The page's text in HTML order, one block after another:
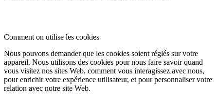
Comment on utilise les cookies
Nous pouvons demander que les cookies soient réglés sur votre
appareil. Nous utilisons des cookies pour nous faire savoir quand
vous visitez nos sites Web, comment vous interagissez avec nous,
pour enrichir votre expérience utilisateur, et pour personnaliser votre
relation avec notre site Web.